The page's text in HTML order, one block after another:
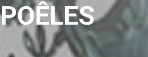
POÊLES